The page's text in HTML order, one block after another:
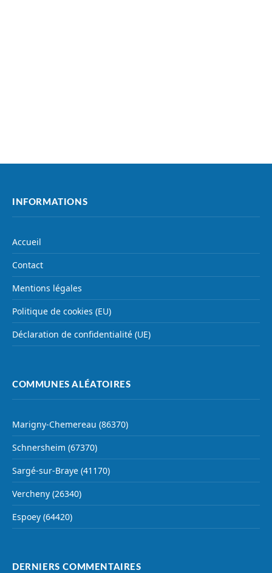
INFORMATIONS
Accueil
Contact
Mentions légales
Politique de cookies (EU)
Déclaration de confidentialité (UE)
COMMUNES ALÉATOIRES
Marigny-Chemereau (86370)
Schnersheim (67370)
Sargé-sur-Braye (41170)
Vercheny (26340)
Espoey (64420)
DERNIERS COMMENTAIRES